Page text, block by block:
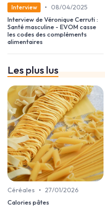
Interview •
08/04/2025
Interview de Véronique Cerruti :
Santé masculine - EVOM casse
les codes des compléments
alimentaires
Les plus lus
Céréales • 27/01/2026
Calories pâtes